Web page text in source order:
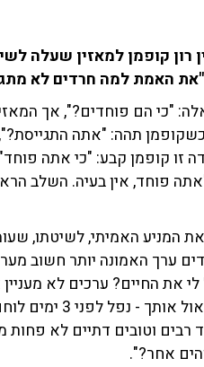
רון קופמן למאזין שעלה
"כי הם פוחדים?", אך
תהה: "אתה
זו קופמן קבע: "כי אתה
המניע האמיתי, לשיטתו,
ערך האמונה יותר חשוב
הפוקד אמר לי לבוא
רבים וטובים דתיים לא פחות
אחר?".